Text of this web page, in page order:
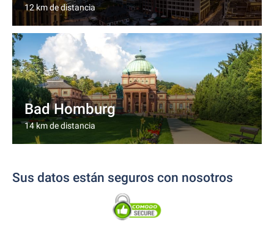
12 km de distancia
Bad Homburg
14 km de distancia
Sus datos están seguros con nosotros